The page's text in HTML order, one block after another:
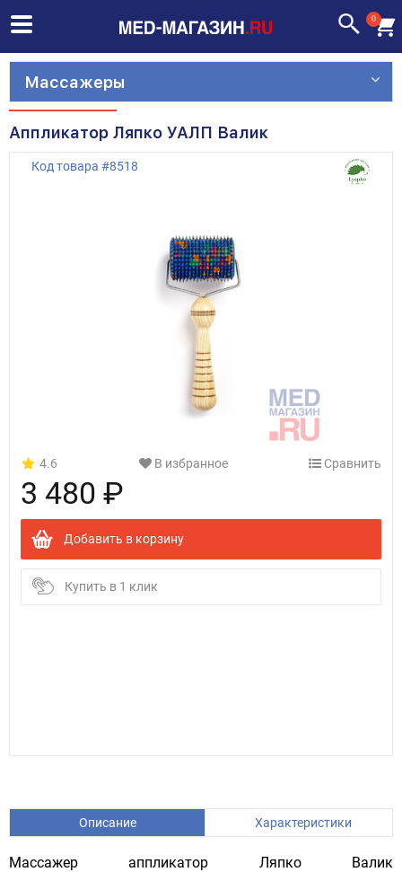
0
Массажеры
Аппликатор Ляпко УАЛП Валик
Код товара #8518
4.6 В избранное Сравнить
3 480 ₽
Добавить в корзину
Купить в 1 клик
Описание Характеристики
Массажер аппликатор Ляпко Валик